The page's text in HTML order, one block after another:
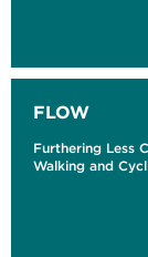
FLOW
Furthering Less
Walking and